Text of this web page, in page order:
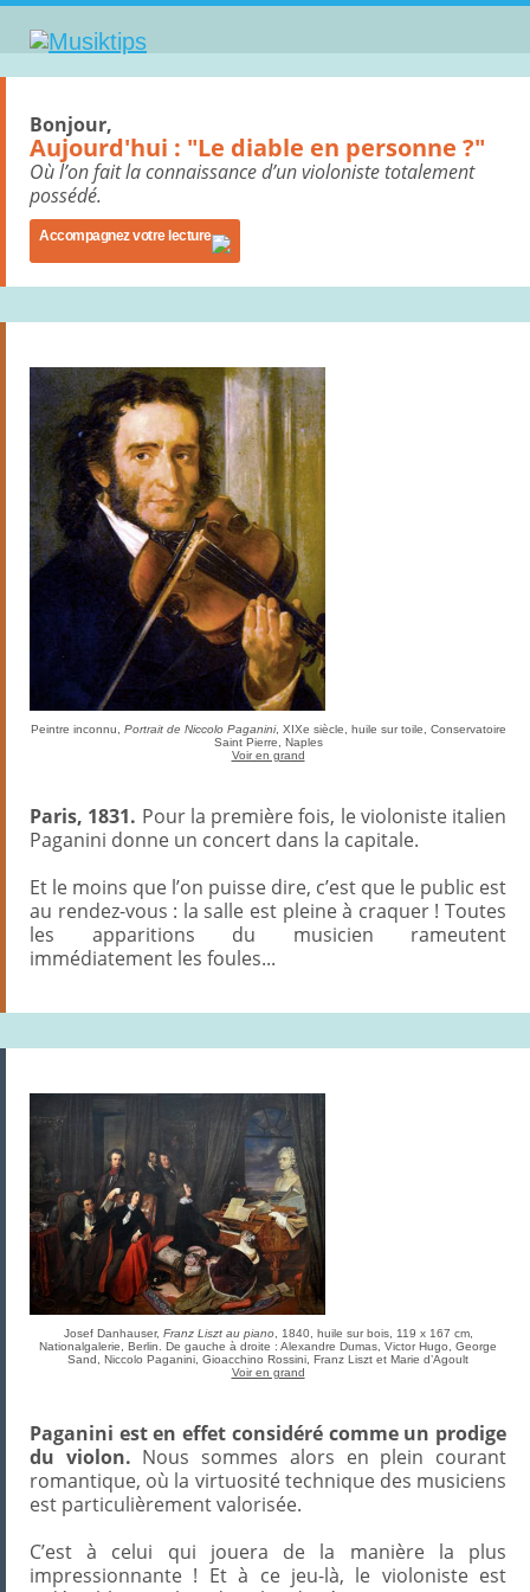
Bonjour,
Aujourd'hui : "Le diable en personne ?"
Où l’on fait la connaissance d’un violoniste totalement
possédé.
Accompagnez votre lecture
Peintre inconnu, Portrait de Niccolo Paganini, XIXe siècle, huile sur toile, Conservatoire
Saint Pierre, Naples
Voir en grand
Paris, 1831. Pour la première fois, le violoniste italien
Paganini donne un concert dans la capitale.
Et le moins que l’on puisse dire, c’est que le public est
au rendez-vous : la salle est pleine à craquer ! Toutes
les apparitions du musicien rameutent
immédiatement les foules...
Josef Danhauser, Franz Liszt au piano, 1840, huile sur bois, 119 x 167 cm,
Nationalgalerie, Berlin. De gauche à droite : Alexandre Dumas, Victor Hugo, George
Sand, Niccolo Paganini, Gioacchino Rossini, Franz Liszt et Marie d’Agoult
Voir en grand
Paganini est en effet considéré comme un prodige
du violon. Nous sommes alors en plein courant
romantique, où la virtuosité technique des musiciens
est particulièrement valorisée.
C’est à celui qui jouera de la manière la plus
impressionnante ! Et à ce jeu-là, le violoniste est